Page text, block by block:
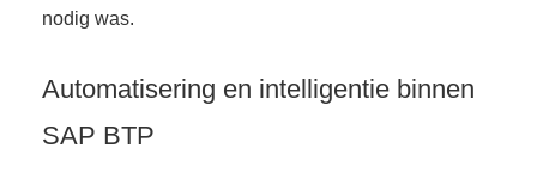
nodig was.
Automatisering en intelligentie binnen
SAP BTP